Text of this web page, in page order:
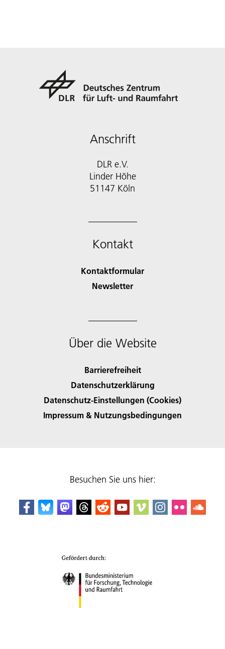
Anschrift
DLR e.V.
Linder Höhe
51147 Köln
Kontakt
Kontaktformular
Newsletter
Über die Website
Barrierefreiheit
Datenschutzerklärung
Datenschutz-Einstellungen (Cookies)
Impressum & Nutzungsbedingungen
Besuchen Sie uns hier: